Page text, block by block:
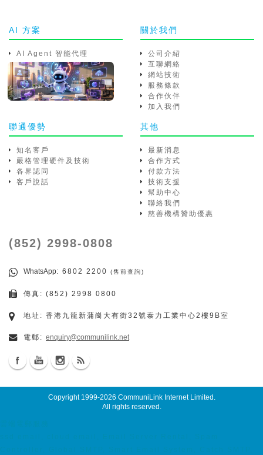
AI 方案
AI Agent 智能代理
關於我們
公司介紹
互聯網絡
網站技術
服務條款
合作伙伴
加入我們
聯通優勢
知名客戶
嚴格管理硬件及技術
各界認同
客戶說話
其他
最新消息
合作方式
付款方法
技術支援
幫助中心
聯絡我們
慈善機構贊助優惠
(852) 2998-0808
WhatsApp: 6802 2200 (售前查詢)
傳真: (852) 2998 0800
地址: 香港九龍新蒲崗大有街32號泰力工業中心2樓9B室
電郵: enquiry@communilink.net
Copyright 1999-2026 CommuniLink Internet Limited .
All rights reserved.